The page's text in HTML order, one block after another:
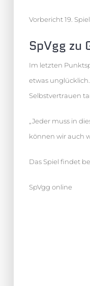
Vorbericht 19.
SpVgg zu
Im letzten
etwas
Selbstvertrauen
„Jeder muss in
können wir auch
Das Spiel findet
SpVgg online